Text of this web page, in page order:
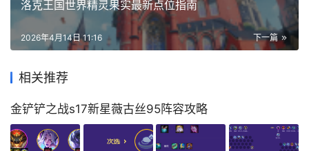
洛克王国世界精灵果实最新点位指南
下一篇
2026年4月14日 11:16
相关推荐
金铲铲之战s17新星薇古丝95阵容攻略